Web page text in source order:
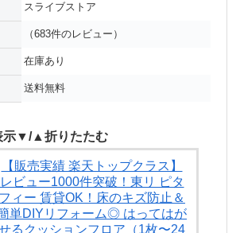
スライブストア
（683件のレビュー）
在庫あり
送料無料
示▼/▲折りたたむ
【販売実績 楽天トップクラス】
レビュー1000件突破！東リ ピタ
フィー 賃貸OK！床のキズ防止＆
単DIYリフォーム◎ はってはが
るクッションフロア（1枚〜24